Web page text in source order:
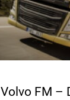
Volvo FM –